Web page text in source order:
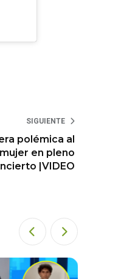
SIGUIENTE
polémica al
en pleno
|VIDEO